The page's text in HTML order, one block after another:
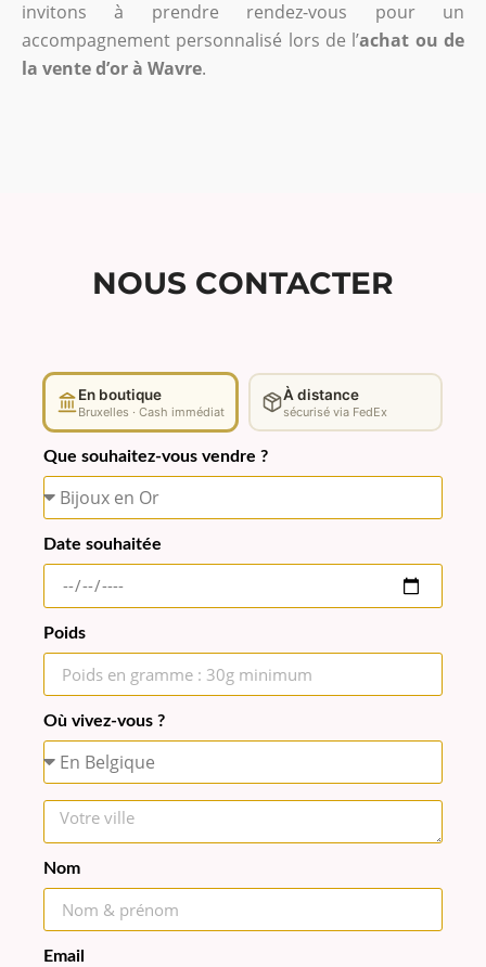
invitons à prendre rendez-vous pour un
accompagnement personnalisé lors de l’achat ou de
la vente d’or à Wavre.
NOUS CONTACTER
En boutique
Bruxelles · Cash immédiat
À distance
sécurisé via FedEx
Que souhaitez-vous vendre ?
Date souhaitée
Poids
Où vivez-vous ?
Nom
Email